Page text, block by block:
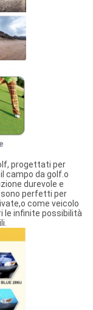
progettati per
campo da golf.o
durevole e
perfetti per
come veicolo
le infinite possibilità